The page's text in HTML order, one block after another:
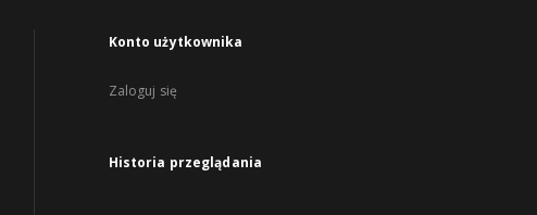
Konto użytkownika
Zaloguj się
Historia przeglądania